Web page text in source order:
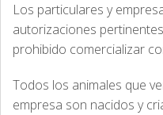
Los particulares y
autorizaciones
prohibido comercializar
Todos los animales que
empresa son nacidos y